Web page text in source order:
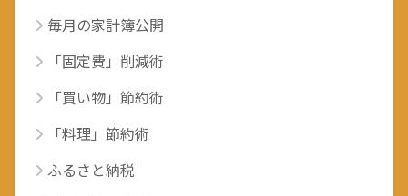
毎月の家計簿公開
「固定費」削減術
「買い物」節約術
「料理」節約術
ふるさと納税